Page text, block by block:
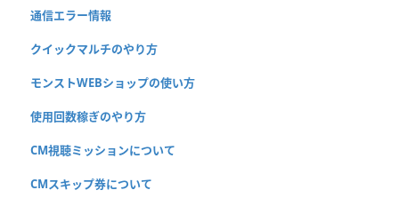
通信エラー情報
クイックマルチのやり方
モンストWEBショップの使い方
使用回数稼ぎのやり方
CM視聴ミッションについて
CMスキップ券について